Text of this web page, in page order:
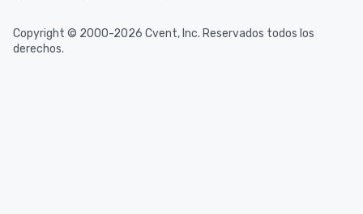
Copyright © 2000-2026 Cvent, Inc. Reservados todos los
derechos.